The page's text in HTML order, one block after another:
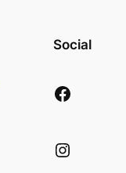
Social
Facebook
Instagram